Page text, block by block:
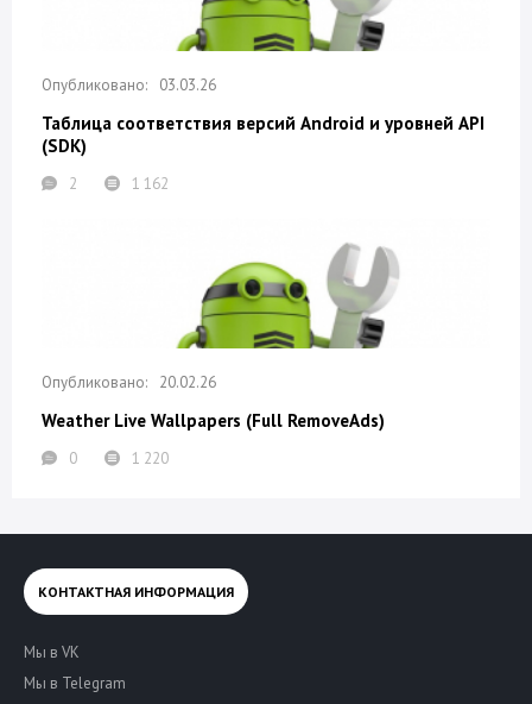
03.03.26
Таблица соответствия версий Android и уровней API
(SDK)
2 1 162
20.02.26
Weather Live Wallpapers (Full RemoveAds)
0 1 220
КОНТАКТНАЯ ИНФОРМАЦИЯ
Мы в VK
Мы в Telegram